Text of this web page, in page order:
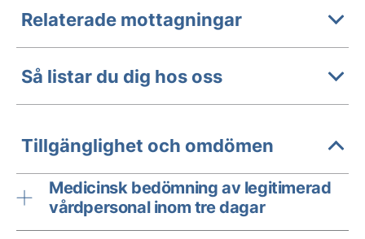
Relaterade mottagningar
Så listar du dig hos oss
Tillgänglighet och omdömen
Medicinsk bedömning av legitimerad
vårdpersonal inom tre dagar